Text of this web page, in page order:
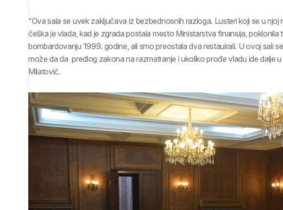
“Ova sala se uvek zaključava iz bezbednosnih razloga. Lusteri koji se u njoj
češka je vlada, kad je zgrada postala mesto Ministarstva finansija, poklonila
bombardovanju 1999. godine, ali smo preostala dva restauirali. U ovoj sali
može da da predlog zakona na razmatranje i ukoliko prođe vladu ide dalje
Milatović.